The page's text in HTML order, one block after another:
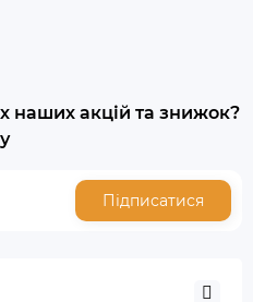
наших акцій та знижок?
Підписатися